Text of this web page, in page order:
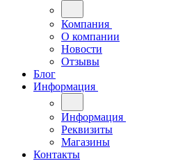
Компания
О компании
Новости
Отзывы
Блог
Информация
Информация
Реквизиты
Магазины
Контакты